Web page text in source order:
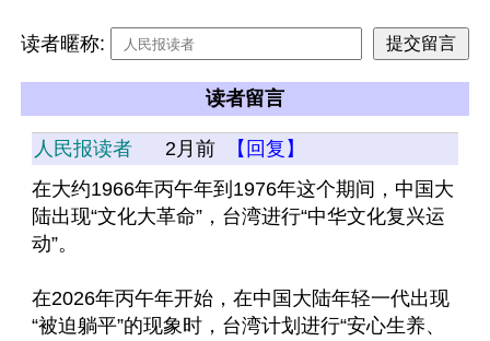
读者暱称:
读者留言
人民报读者 2月前
【回复】
在大约1966年丙午年到1976年这个期间，中国大
陆出现“文化大革命”，台湾进行“中华文化复兴运
动”。
在2026年丙午年开始，在中国大陆年轻一代出现
“被迫躺平”的现象时，台湾计划进行“安心生养、